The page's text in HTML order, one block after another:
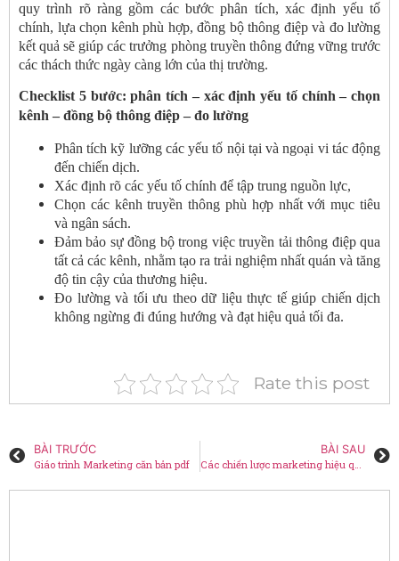
quy trình rõ ràng gồm các bước phân tích, xác định yếu tố
chính, lựa chọn kênh phù hợp, đồng bộ thông điệp và đo lường
kết quả sẽ giúp các trưởng phòng truyền thông đứng vững trước
các thách thức ngày càng lớn của thị trường.
Checklist 5 bước: phân tích – xác định yếu tố chính – chọn
kênh – đồng bộ thông điệp – đo lường
Phân tích kỹ lưỡng các yếu tố nội tại và ngoại vi tác động
đến chiến dịch.
Xác định rõ các yếu tố chính để tập trung nguồn lực,
Chọn các kênh truyền thông phù hợp nhất với mục tiêu
và ngân sách.
Đảm bảo sự đồng bộ trong việc truyền tải thông điệp qua
tất cả các kênh, nhằm tạo ra trải nghiệm nhất quán và tăng
độ tin cậy của thương hiệu.
Đo lường và tối ưu theo dữ liệu thực tế giúp chiến dịch
không ngừng đi đúng hướng và đạt hiệu quả tối đa.
Rate this post
BÀI TRƯỚC
Giáo trình Marketing căn bản pdf
BÀI SAU